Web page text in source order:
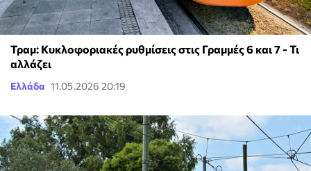
Τραμ: Κυκλοφοριακές ρυθμίσεις στις Γραμμές 6 και 7 - Τι
αλλάζει
Ελλάδα 11.05.2026 20:19